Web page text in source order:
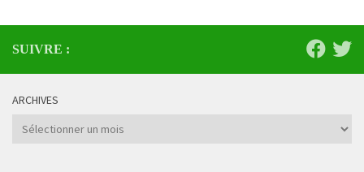
SUIVRE :
ARCHIVES
Archives